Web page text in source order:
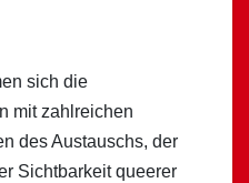
sich die
mit zahlreichen
des Austauschs, der
Sichtbarkeit queerer